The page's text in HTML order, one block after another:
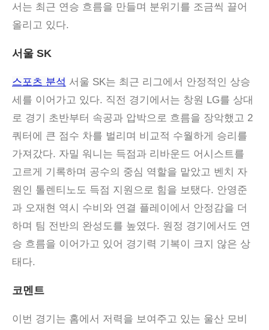
서는 최근 연승 흐름을 만들며 분위기를 조금씩 끌어
올리고 있다.
서울 SK
스포츠 분석 서울 SK는 최근 리그에서 안정적인 상승
세를 이어가고 있다. 직전 경기에서는 창원 LG를 상대
로 경기 초반부터 속공과 압박으로 흐름을 장악했고 2
쿼터에 큰 점수 차를 벌리며 비교적 수월하게 승리를
가져갔다. 자밀 워니는 득점과 리바운드 어시스트를
고르게 기록하며 공수의 중심 역할을 맡았고 벤치 자
원인 톨렌티노도 득점 지원으로 힘을 보탰다. 안영준
과 오재현 역시 수비와 연결 플레이에서 안정감을 더
하며 팀 전반의 완성도를 높였다. 원정 경기에서도 연
승 흐름을 이어가고 있어 경기력 기복이 크지 않은 상
태다.
코멘트
이번 경기는 홈에서 저력을 보여주고 있는 울산 모비